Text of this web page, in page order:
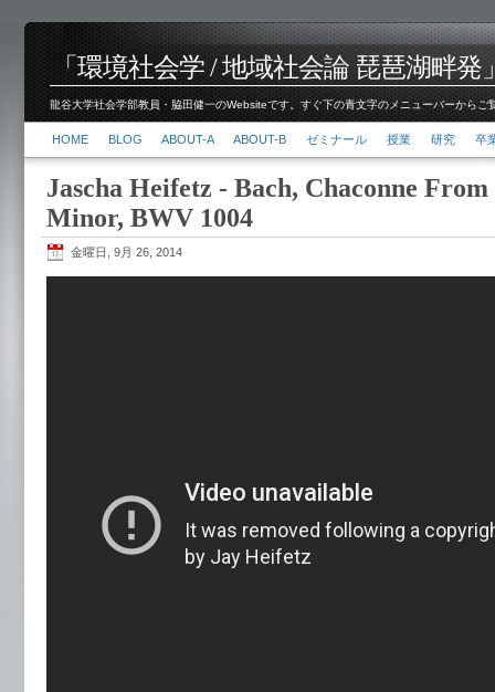
「環境社会学 / 地域社会論 琵琶湖畔発
龍谷大学社会学部教員・脇田健一のWebsiteです。すぐ下の青文字のメニューバーから
HOME BLOG ABOUT-A ABOUT-B ゼミナール 授業 研究 卒
Jascha Heifetz - Bach, Chaconne
Minor, BWV 1004
金曜日, 9月 26, 2014